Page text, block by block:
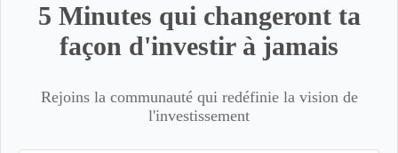
5 Minutes qui changeront ta
façon d'investir à jamais
Rejoins la communauté qui redéfinie la vision de
l'investissement